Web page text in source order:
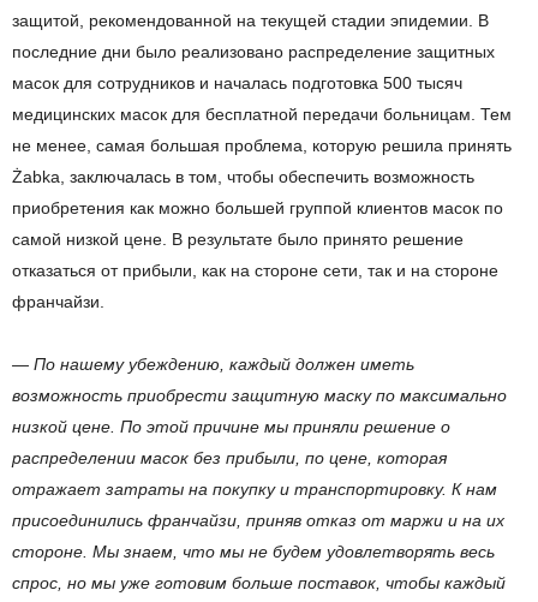
защитой, рекомендованной на текущей стадии эпидемии. В
последние дни было реализовано распределение защитных
масок для сотрудников и началась подготовка 500 тысяч
медицинских масок для бесплатной передачи больницам. Тем
не менее, самая большая проблема, которую решила принять
Żabka, заключалась в том, чтобы обеспечить возможность
приобретения как можно большей группой клиентов масок по
самой низкой цене. В результате было принято решение
отказаться от прибыли, как на стороне сети, так и на стороне
франчайзи.
— По нашему убеждению, каждый должен иметь
возможность приобрести защитную маску по максимально
низкой цене. По этой причине мы приняли решение о
распределении масок без прибыли, по цене, которая
отражает затраты на покупку и транспортировку. К нам
присоединились франчайзи, приняв отказ от маржи и на их
стороне. Мы знаем, что мы не будем удовлетворять весь
спрос, но мы уже готовим больше поставок, чтобы каждый